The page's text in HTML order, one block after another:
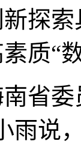
探
质“
委
雨说